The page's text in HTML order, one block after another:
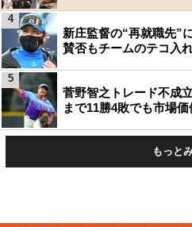
新庄監督の“再就職先”
賛否もチームのテコ入
4
菅野智之トレード不成
まで11勝4敗でも市場
5
もっと